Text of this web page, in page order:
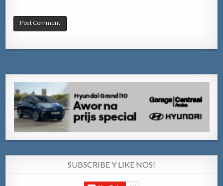
SUBSCRIBE Y LIKE NOS!